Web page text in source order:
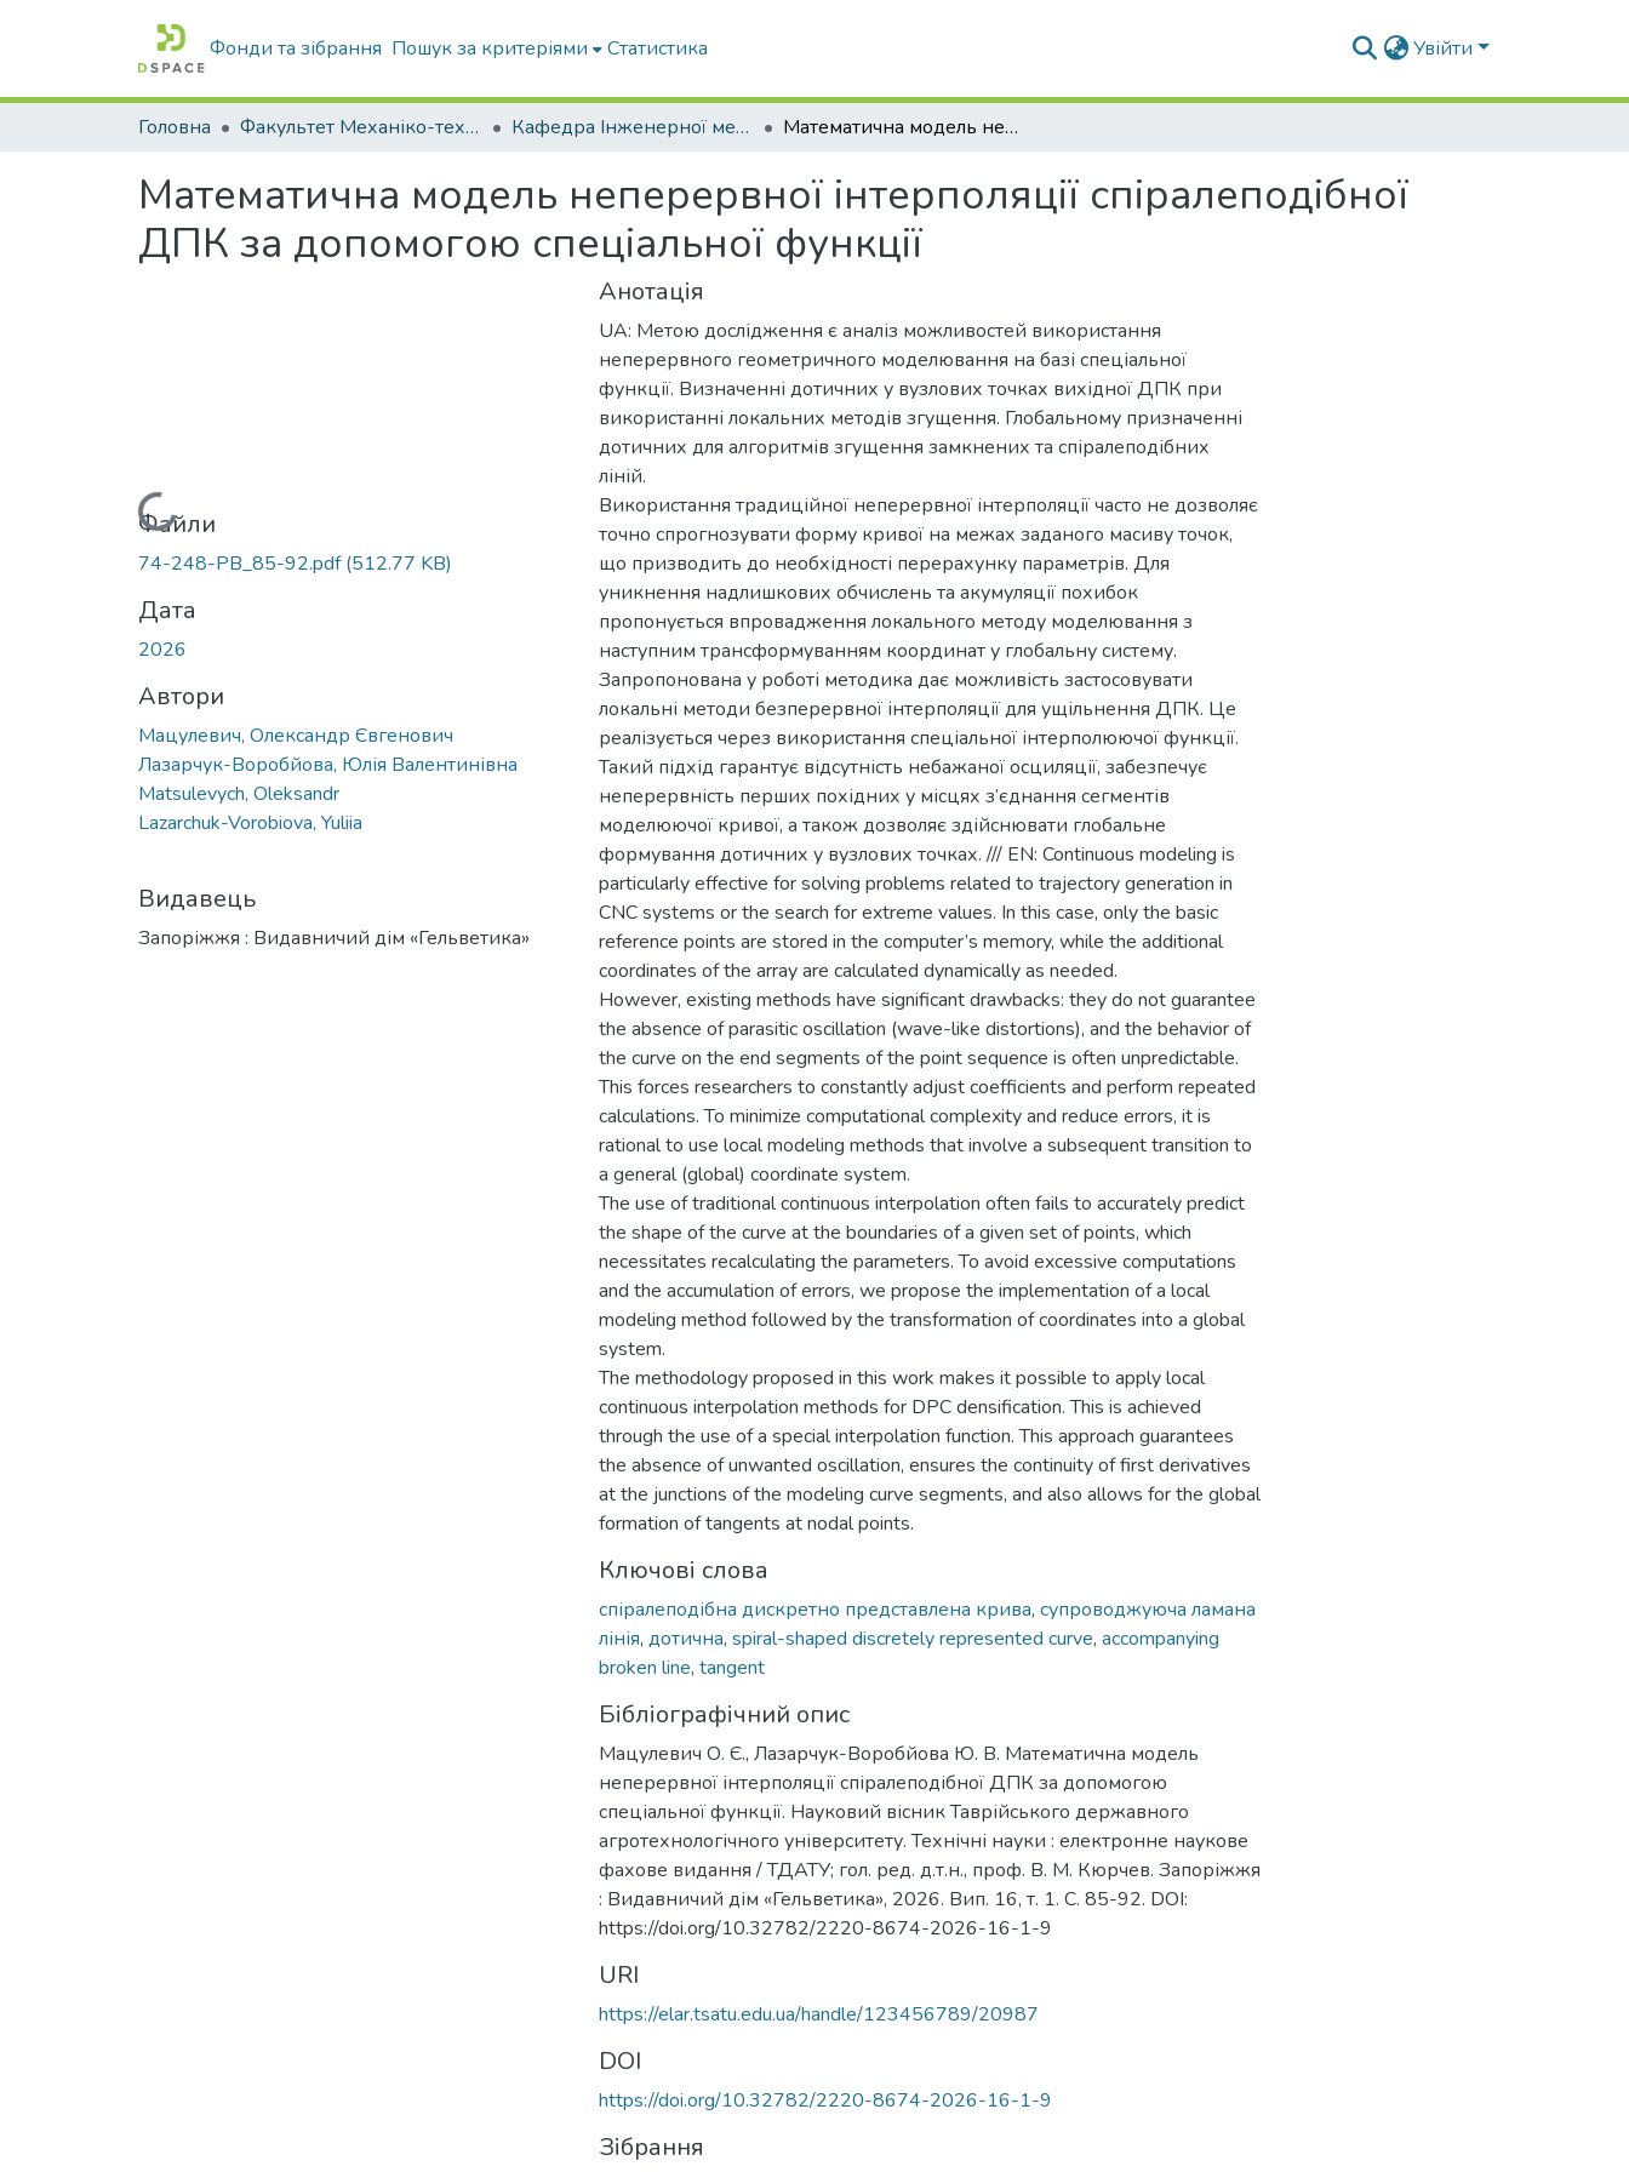
Фонди та зібрання Пошук за критеріями Статистика Увійти
Головна Факультет Механіко-технологічний Кафедра Інженерної механіки та комп'ютерного проектування Математична модель неперервної інтерполяції спіралеподібної ДПК за допомогою спеціальної функції
Математична модель неперервної інтерполяції спіралеподібної
ДПК за допомогою спеціальної функції
Вантажиться...
Файли
74-248-PB_85-92.pdf(512.77 KB)
Дата
2026
Автори
Мацулевич, Олександр Євгенович
Лазарчук-Воробйова, Юлія Валентинівна
Matsulevych, Oleksandr
Lazarchuk-Vorobiova, Yuliia
Видавець
Запоріжжя : Видавничий дім «Гельветика»
Анотація
UA: Метою дослідження є аналіз можливостей використання
неперервного геометричного моделювання на базі спеціальної
функції. Визначенні дотичних у вузлових точках вихідної ДПК при
використанні локальних методів згущення. Глобальному призначенні
дотичних для алгоритмів згущення замкнених та спіралеподібних
ліній.
Використання традиційної неперервної інтерполяції часто не дозволяє
точно спрогнозувати форму кривої на межах заданого масиву точок,
що призводить до необхідності перерахунку параметрів. Для
уникнення надлишкових обчислень та акумуляції похибок
пропонується впровадження локального методу моделювання з
наступним трансформуванням координат у глобальну систему.
Запропонована у роботі методика дає можливість застосовувати
локальні методи безперервної інтерполяції для ущільнення ДПК. Це
реалізується через використання спеціальної інтерполюючої функції.
Такий підхід гарантує відсутність небажаної осциляції, забезпечує
неперервність перших похідних у місцях з’єднання сегментів
моделюючої кривої, а також дозволяє здійснювати глобальне
формування дотичних у вузлових точках. /// EN: Continuous modeling is
particularly effective for solving problems related to trajectory generation in
CNC systems or the search for extreme values. In this case, only the basic
reference points are stored in the computer’s memory, while the additional
coordinates of the array are calculated dynamically as needed.
However, existing methods have significant drawbacks: they do not guarantee
the absence of parasitic oscillation (wave-like distortions), and the behavior of
the curve on the end segments of the point sequence is often unpredictable.
This forces researchers to constantly adjust coefficients and perform repeated
calculations. To minimize computational complexity and reduce errors, it is
rational to use local modeling methods that involve a subsequent transition to
a general (global) coordinate system.
The use of traditional continuous interpolation often fails to accurately predict
the shape of the curve at the boundaries of a given set of points, which
necessitates recalculating the parameters. To avoid excessive computations
and the accumulation of errors, we propose the implementation of a local
modeling method followed by the transformation of coordinates into a global
system.
The methodology proposed in this work makes it possible to apply local
continuous interpolation methods for DPC densification. This is achieved
through the use of a special interpolation function. This approach guarantees
the absence of unwanted oscillation, ensures the continuity of first derivatives
at the junctions of the modeling curve segments, and also allows for the global
formation of tangents at nodal points.
Ключові слова
спіралеподібна дискретно представлена крива, супроводжуюча ламана
лінія, дотична, spiral-shaped discretely represented curve, accompanying
broken line, tangent
Бібліографічний опис
Мацулевич О. Є., Лазарчук-Воробйова Ю. В. Математична модель
неперервної інтерполяції спіралеподібної ДПК за допомогою
спеціальної функції. Науковий вісник Таврійського державного
агротехнологічного університету. Технічні науки : електронне наукове
фахове видання / ТДАТУ; гол. ред. д.т.н., проф. В. М. Кюрчев. Запоріжжя
: Видавничий дім «Гельветика», 2026. Вип. 16, т. 1. С. 85-92. DOI:
https://doi.org/10.32782/2220-8674-2026-16-1-9
URI
https://elar.tsatu.edu.ua/handle/123456789/20987
DOI
https://doi.org/10.32782/2220-8674-2026-16-1-9
Зібрання